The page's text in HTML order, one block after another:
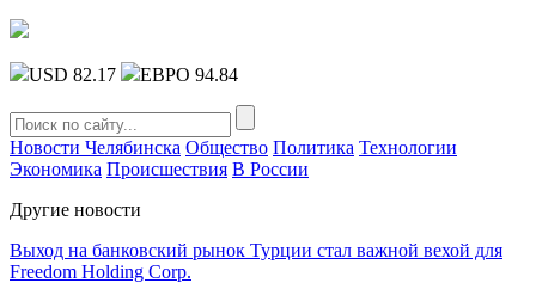
USD 82.17 ЕВРО 94.84
Новости Челябинска Общество Политика Технологии
Экономика Происшествия В России
Другие новости
Выход на банковский рынок Турции стал важной вехой для
Freedom Holding Corp.